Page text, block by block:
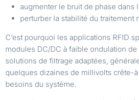
augmenter le bruit de phase dans
perturber la stabilité du traitement
C’est pourquoi les applications RFID
modules DC/DC à faible ondulation
solutions de filtrage adaptées,
quelques dizaines de millivolts crête-
besoins du système.